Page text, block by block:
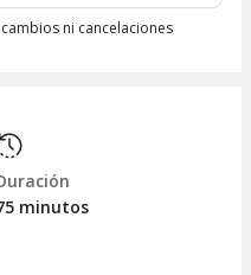
ni cancelaciones
minutos